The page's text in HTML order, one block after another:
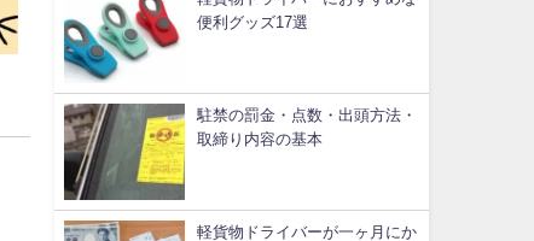
便利グッズ17選
駐禁の罰金・点数・出頭方法・
取締り内容の基本
軽貨物ドライバーが一ヶ月にか